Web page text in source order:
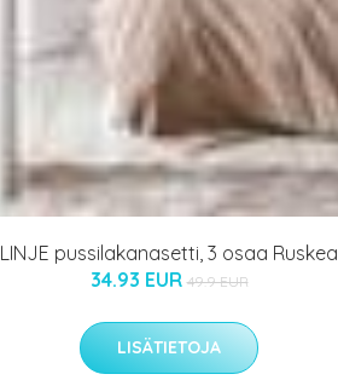
LINJE pussilakanasetti, 3 osaa Ruskea
34.93 EUR 49.9 EUR
LISÄTIETOJA